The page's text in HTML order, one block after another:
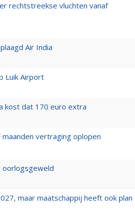
rechtstreekse vluchten vanaf
Air India
Luik Airport
kost dat 170 euro extra
vertraging oplopen
oorlogsgeweld
maar maatschappij heeft ook plan